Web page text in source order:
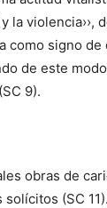
como signo
de este
9).
obras de
(SC